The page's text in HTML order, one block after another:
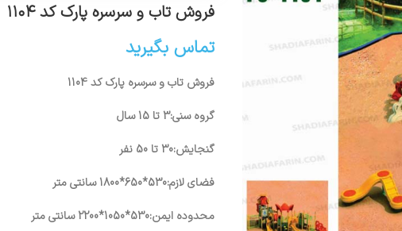
فروش تاب و سرسره پارک کد ۱۱۰۴
تماس بگیرید
فروش تاب و سرسره پارک کد 1104
گروه سنی:3 تا 15 سال
گنجایش:30 تا 50 نفر
فضای لازم:530*650*1800 سانتی متر
محدوده ایمن:530*1050*2200 سانتی متر